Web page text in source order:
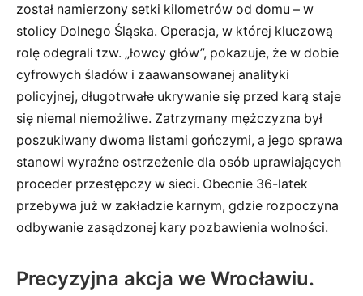
został namierzony setki kilometrów od domu – w
stolicy Dolnego Śląska. Operacja, w której kluczową
rolę odegrali tzw. „łowcy głów”, pokazuje, że w dobie
cyfrowych śladów i zaawansowanej analityki
policyjnej, długotrwałe ukrywanie się przed karą staje
się niemal niemożliwe. Zatrzymany mężczyzna był
poszukiwany dwoma listami gończymi, a jego sprawa
stanowi wyraźne ostrzeżenie dla osób uprawiających
proceder przestępczy w sieci. Obecnie 36-latek
przebywa już w zakładzie karnym, gdzie rozpoczyna
odbywanie zasądzonej kary pozbawienia wolności.
Precyzyjna akcja we Wrocławiu.